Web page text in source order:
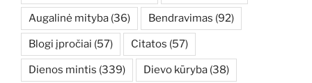
Augalinė mityba (36) Bendravimas (92)
Blogi įpročiai (57) Citatos (57)
Dienos mintis (339) Dievo kūryba (38)